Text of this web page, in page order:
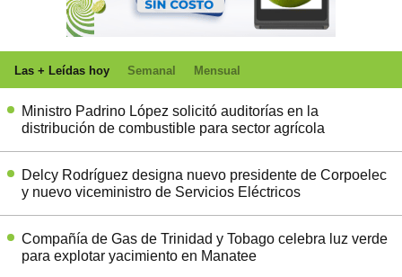
Las + Leídas hoy Semanal Mensual
Ministro Padrino López solicitó auditorías en la
distribución de combustible para sector agrícola
Delcy Rodríguez designa nuevo presidente de Corpoelec
y nuevo viceministro de Servicios Eléctricos
Compañía de Gas de Trinidad y Tobago celebra luz verde
para explotar yacimiento en Manatee